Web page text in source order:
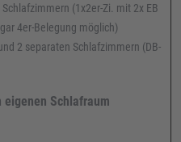
(1x2er-Zi. mit 2x EB
4er-Belegung möglich)
2 separaten Schlafzimmern (DB-
Schlafraum